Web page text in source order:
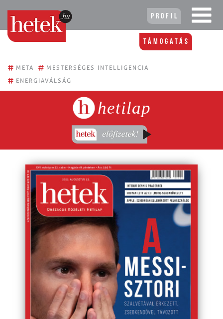
Profil
Támogatás
# META # MESTERSÉGES INTELLIGENCIA
# ENERGIAVÁLSÁG
hetilap